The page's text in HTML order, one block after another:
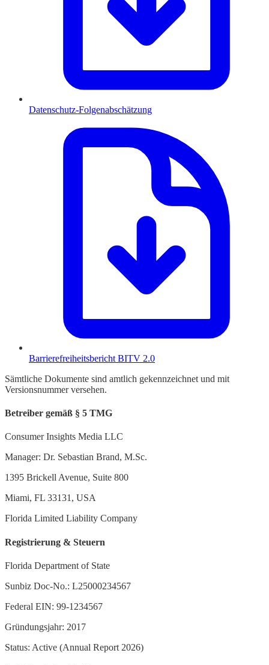
Datenschutz-Folgenabschätzung
Barrierefreiheitsbericht BITV 2.0
Sämtliche Dokumente sind amtlich gekennzeichnet und mit
Versionsnummer versehen.
Betreiber gemäß § 5 TMG
Consumer Insights Media LLC
Manager: Dr. Sebastian Brand, M.Sc.
1395 Brickell Avenue, Suite 800
Miami, FL 33131, USA
Florida Limited Liability Company
Registrierung & Steuern
Florida Department of State
Sunbiz Doc-No.: L25000234567
Federal EIN: 99-1234567
Gründungsjahr: 2017
Status: Active (Annual Report 2026)